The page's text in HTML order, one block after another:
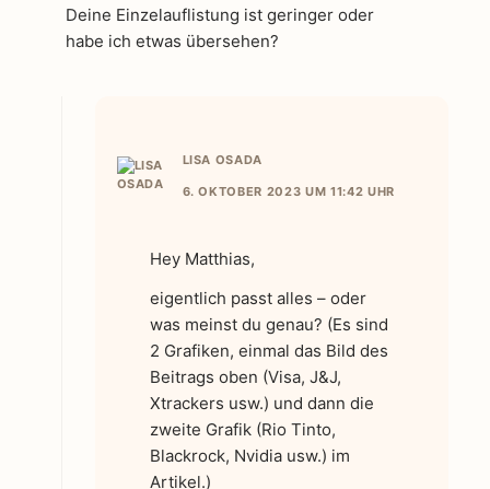
Deine Einzelauflistung ist geringer oder
habe ich etwas übersehen?
LISA OSADA
6. OKTOBER 2023 UM 11:42 UHR
Hey Matthias,
eigentlich passt alles – oder
was meinst du genau? (Es sind
2 Grafiken, einmal das Bild des
Beitrags oben (Visa, J&J,
Xtrackers usw.) und dann die
zweite Grafik (Rio Tinto,
Blackrock, Nvidia usw.) im
Artikel.)